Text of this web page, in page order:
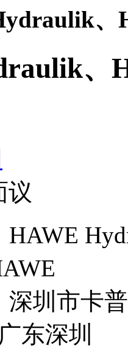
、
、
议
HAWE
深圳市卡
东深圳